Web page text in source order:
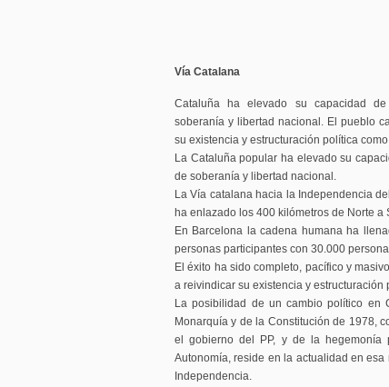
Vía Catalana
Cataluña ha elevado su capacidad
soberanía y libertad nacional. El pueblo
su existencia y estructuración política
La Cataluña popular ha elevado su
de soberanía y libertad nacional.
La Vía catalana hacia la Independencia
ha enlazado los 400 kilómetros de Norte a
En Barcelona la cadena humana ha
personas participantes con 30.000
El éxito ha sido completo, pacífico y
a reivindicar su existencia y
La posibilidad de un cambio político
Monarquía y de la Constitución de 1978,
el gobierno del PP, y de la
Autonomía, reside en la actualidad en
Independencia.